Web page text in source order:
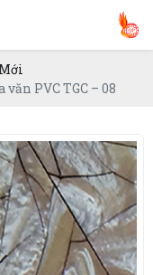
PVC TGC – 08